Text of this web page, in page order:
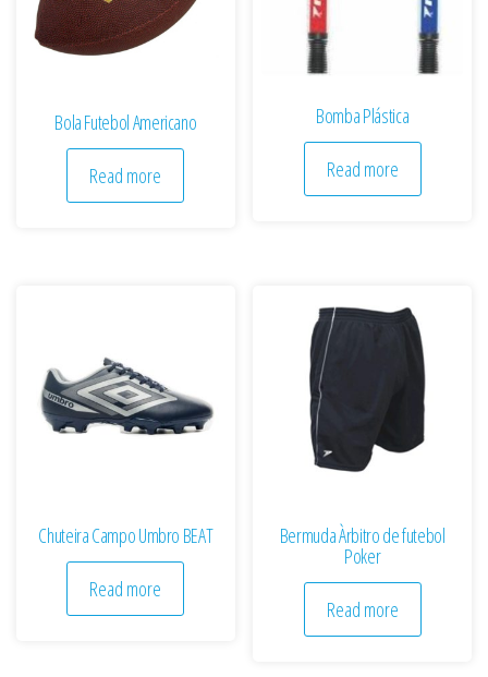
Bola Futebol Americano
Read more
Bomba Plástica
Read more
Chuteira Campo Umbro BEAT
Read more
Bermuda Àrbitro de futebol
Poker
Read more